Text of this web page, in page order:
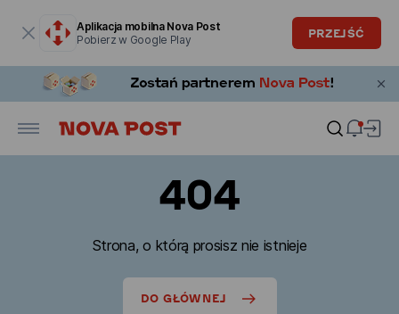
Aplikacja mobilna Nova Post
Pobierz w Google Play
PRZEJŚĆ
404
Strona, o którą prosisz nie istnieje
DO GŁÓWNEJ